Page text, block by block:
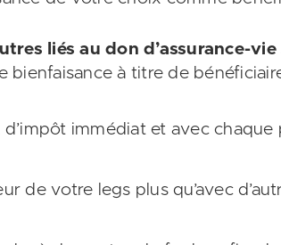
liés au don d’assurance-
bienfaisance à titre de
immédiat et avec chaque
de votre legs plus qu’avec